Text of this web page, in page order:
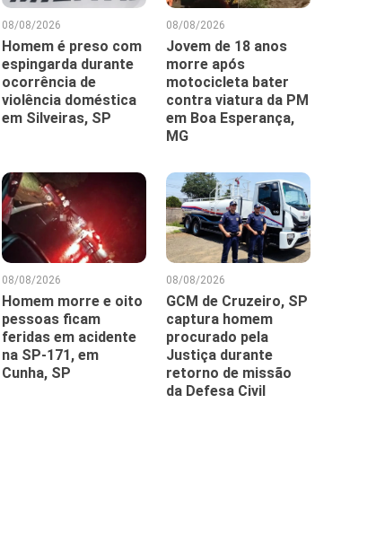
08/08/2026
Homem é preso com
espingarda durante
ocorrência de
violência doméstica
em Silveiras, SP
08/08/2026
Jovem de 18 anos
morre após
motocicleta bater
contra viatura da PM
em Boa Esperança,
MG
08/08/2026
Homem morre e oito
pessoas ficam
feridas em acidente
na SP-171, em
Cunha, SP
08/08/2026
GCM de Cruzeiro, SP
captura homem
procurado pela
Justiça durante
retorno de missão
da Defesa Civil